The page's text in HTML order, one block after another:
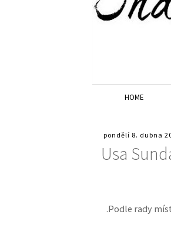
HOME
pondělí 8. dubna
Usa
.Podle rady